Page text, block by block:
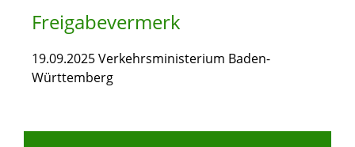
Freigabevermerk
19.09.2025Verkehrsministerium Baden-
Württemberg